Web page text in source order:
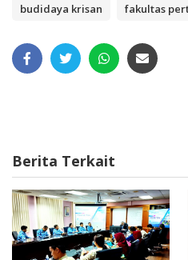
budidaya krisan fakultas
Berita Terkait